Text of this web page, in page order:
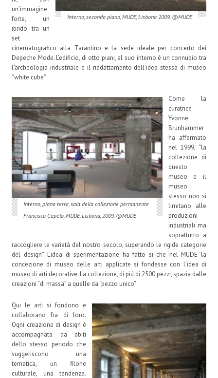
Interno, secondo piano, MUDE, Lisbona 2009, @MUDE
un’immagine
forte, un
ibrido tra un
set
cinematografico alla Tarantino e la sede ideale per concerto dei
Depeche Mode. L’edificio, di otto piani, al suo interno è un connubio tra
l’archeologia industriale e il riadattamento dell’idea stessa di museo
“white cube”.
Interno, piano terra, sala della collezione permanente
Francisco Capelo, MUDE, Lisbona, 2009, @MUDE
Come la
curatrice
Yvonne
Brunhammer
ha affermato
nel 1999, “la
collezione di
questo
museo e il
museo
stesso non si
limitano alle
produzioni
industriali ma
soprattutto a
raccogliere le varietà del nostro secolo, superando le rigide categorie
del design”. L’idea di sperimentazione ha fatto si che nel MUDE la
concezione di museo delle arti applicate si fondesse con l’idea di
museo di arti decorative. La collezione, di piú di 2500 pezzi, spazia dalle
creazioni “di massa” a quelle da “pezzo unico”.
Qui le arti si fondono e
collaborano fra di loro.
Ogni creazione di design è
accompagnata da abiti
dello stesso periodo che
suggeriscono una
tematica, un filone
culturale, una tendenza.